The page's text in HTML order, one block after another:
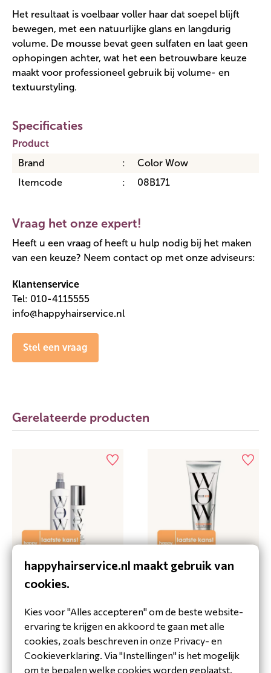
Het resultaat is voelbaar voller haar dat soepel blijft
bewegen, met een natuurlijke glans en langdurig
volume. De mousse bevat geen sulfaten en laat geen
ophopingen achter, wat het een betrouwbare keuze
maakt voor professioneel gebruik bij volume- en
textuurstyling.
Specificaties
Product
Brand
Color Wow
Itemcode
08B171
Vraag het onze expert!
Heeft u een vraag of heeft u hulp nodig bij het maken
van een keuze? Neem contact op met onze adviseurs:
Klantenservice
Tel: 010-4115555
info@happyhairservice.nl
Stel een vraag
Gerelateerde producten
COLOR WOW DREAM
FILTER*
COLOR WOW COLOR
happyhairservice.nl maakt gebruik van
cookies.
Kies voor "Alles accepteren" om de beste website-
ervaring te krijgen en akkoord te gaan met alle
cookies, zoals beschreven in onze Privacy- en
Cookieverklaring. Via "Instellingen" is het mogelijk
om te bepalen welke cookies worden geplaatst.